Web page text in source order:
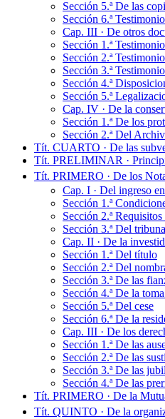
Sección 5.ª De las
Sección 6.ª
Cap. III · De otros
Sección 1.ª
Sección 2.ª
Sección 3.ª
Sección 4.ª
Sección 5.ª
Cap. IV · De la
Sección 1.ª De los
Sección 2.ª Del
Tít. CUARTO · De las
Tít. PRELIMINAR ·
Tít. PRIMERO · De los
Cap. I · Del ingreso
Sección 1.ª
Sección 2.ª
Sección 3.ª Del
Cap. II · De la
Sección 1.ª Del título
Sección 2.ª Del
Sección 3.ª De las
Sección 4.ª De la
Sección 5.ª Del cese
Sección 6.ª De la
Cap. III · De los
Sección 1.ª De las
Sección 2.ª De las
Sección 3.ª De las
Sección 4.ª De las
Tít. PRIMERO · De la
Tít. QUINTO · De la